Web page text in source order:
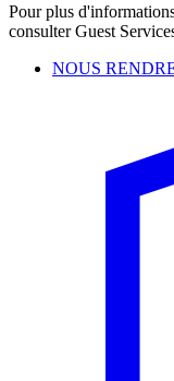
Pour plus
consulter Guest
NOUS